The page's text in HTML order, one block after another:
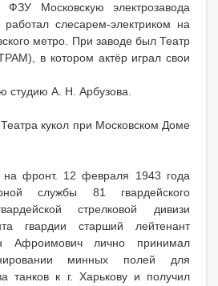
Московскую электрозавода
слесарем-электриком на
метро. При заводе был Театр
в котором актёр играл свои
студию А. Н. Арбузова.
кукол при Московском Доме
фронт. 12 февраля 1943 года
службы 81 гвардейского
стрелковой дивизи
гвардии старший лейтенант
Афроимович лично принимал
минных полей для
танков к г. Харькову и получил